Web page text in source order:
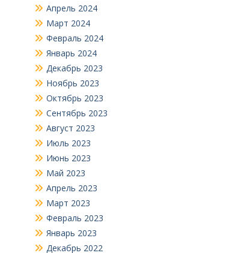
Апрель 2024
Март 2024
Февраль 2024
Январь 2024
Декабрь 2023
Ноябрь 2023
Октябрь 2023
Сентябрь 2023
Август 2023
Июль 2023
Июнь 2023
Май 2023
Апрель 2023
Март 2023
Февраль 2023
Январь 2023
Декабрь 2022